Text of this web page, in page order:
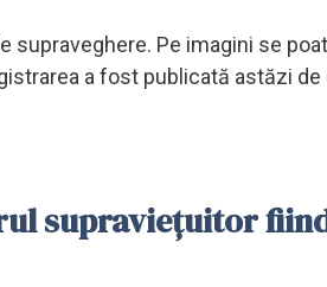
Pe imagini se
a fost publicată astăzi de
supraviețuitor